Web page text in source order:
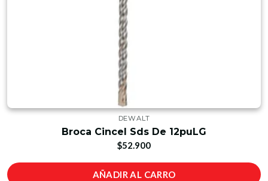
DEWALT
Broca Cincel Sds De 12puLG
$52.900
AÑADIR AL CARRO